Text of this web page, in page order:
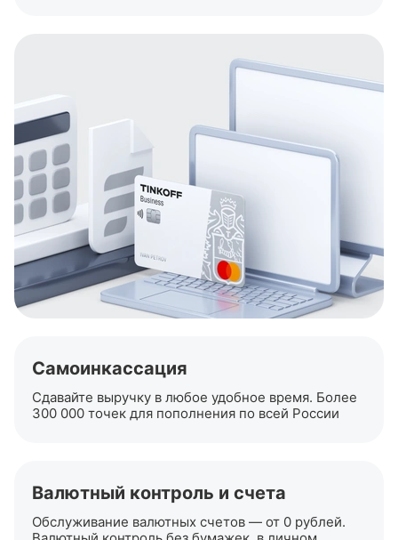
Самоинкассация
Сдавайте выручку в любое удобное время. Более
300 000 точек для пополнения по всей России
Валютный контроль и счета
Обслуживание валютных счетов — от 0 рублей.